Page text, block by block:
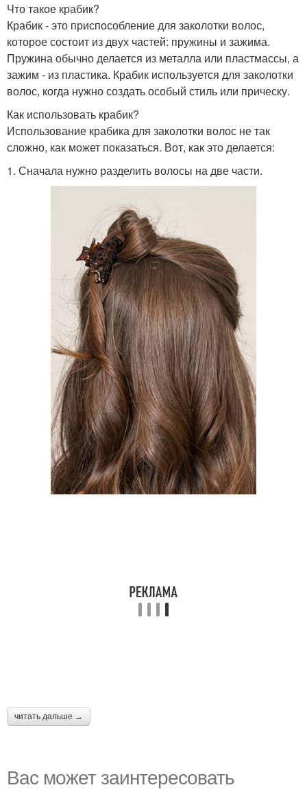
Что такое крабик?
Крабик - это приспособление для заколотки волос,
которое состоит из двух частей: пружины и зажима.
Пружина обычно делается из металла или пластмассы, а
зажим - из пластика. Крабик используется для заколотки
волос, когда нужно создать особый стиль или прическу.
Как использовать крабик?
Использование крабика для заколотки волос не так
сложно, как может показаться. Вот, как это делается:
1. Сначала нужно разделить волосы на две части.
читать дальше →
Вас может заинтересовать